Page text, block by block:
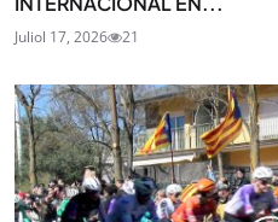
Juliol 17, 2026 21